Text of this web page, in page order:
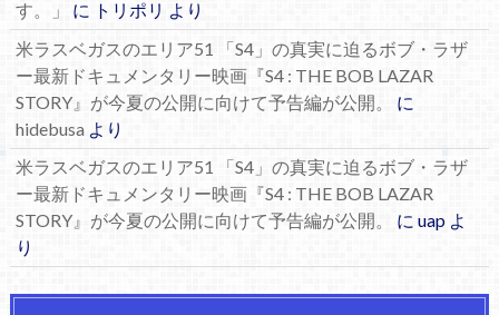
す。」
に トリポリ より
米ラスベガスのエリア51 「S4」の真実に迫るボブ・ラザ
ー最新ドキュメンタリー映画『S4 : THE BOB LAZAR
STORY』が今夏の公開に向けて予告編が公開。
に
hidebusaより
米ラスベガスのエリア51 「S4」の真実に迫るボブ・ラザ
ー最新ドキュメンタリー映画『S4 : THE BOB LAZAR
STORY』が今夏の公開に向けて予告編が公開。
に uapよ
り